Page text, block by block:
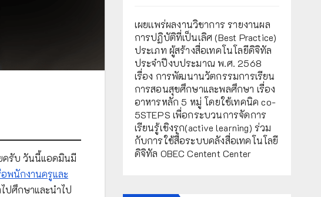
ครับ วันนี้แอดมินมี
พนักงานครูและ
ปศึกษาและนำไป
เผยเเพร่ผลงานวิชาการ รายงานผล
การปฏิบัติที่เป็นเลิศ (Best Practice)
ประเภท ผู้สร้างสื่อเทคโนโลยีดิจิทัล
ประจำปีงบประมาณ พ.ศ. 2568
เรื่อง การพัฒนานวัตกรรมการเรียน
การสอนสุขศึกษาและพลศึกษา เรื่อง
อาหารหลัก 5 หมู่ โดยใช้เทคนิค co-
5STEPS เพื่อกระบวนการจัดการ
เรียนรู้เชิงรุก(active learning) ร่วม
กับการใช้สื่อระบบคลังสื่อเทคโนโลยี
ดิจิทัล OBEC Centent Center